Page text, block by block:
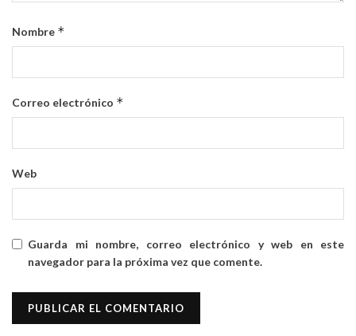
Nombre *
Correo electrónico *
Web
Guarda mi nombre, correo electrónico y web en este
navegador para la próxima vez que comente.